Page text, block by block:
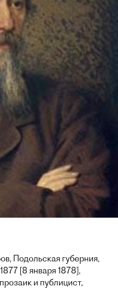
Подольская губерния,
[8 января 1878],
и публицист,